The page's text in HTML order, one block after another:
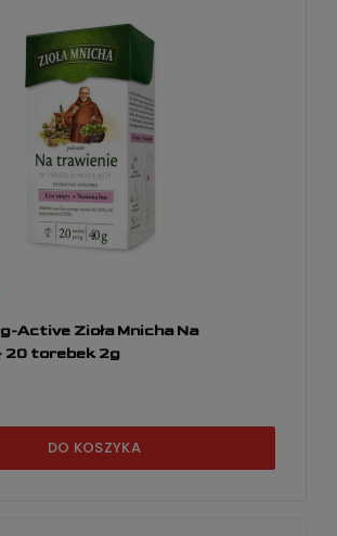
Active Zioła Mnicha Na
20 torebek 2g
DO KOSZYKA